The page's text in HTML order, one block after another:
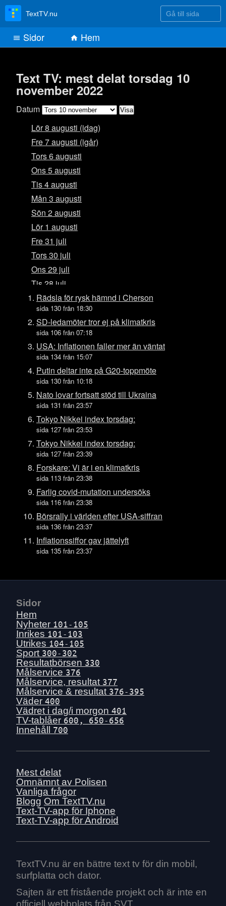
Text TV: mest delat torsdag 10
november 2022
Datum
Lör 8 augusti (idag)
Fre 7 augusti (igår)
Tors 6 augusti
Ons 5 augusti
Tis 4 augusti
Mån 3 augusti
Sön 2 augusti
Lör 1 augusti
Fre 31 juli
Tors 30 juli
Ons 29 juli
Tis 28 juli
Mån 27 juli
Sön 26 juli
Lör 25 juli
Tors 23 juli
Ons 22 juli
Tis 21 juli
Mån 20 juli
Sön 19 juli
Lör 18 juli
Fre 17 juli
Tors 16 juli
Ons 15 juli
Tis 14 juli
Mån 13 juli
Lör 11 juli
Fre 10 juli
Tors 9 juli
Tis 7 juli
Sön 5 juli
Lör 4 juli
Fre 3 juli
Tors 2 juli
Ons 1 juli
Tis 30 juni
Mån 29 juni
Sön 28 juni
Lör 27 juni
Fre 26 juni
Tors 25 juni
Tis 23 juni
Mån 22 juni
Sön 21 juni
Lör 20 juni
Ons 17 juni
Tis 16 juni
Mån 15 juni
Rädsla för rysk hämnd i Cherson
sida 130 från 18:30
SD-ledamöter tror ej på klimatkris
sida 106 från 07:18
USA: Inflationen faller mer än väntat
sida 134 från 15:07
Putin deltar inte på G20-toppmöte
sida 130 från 10:18
Nato lovar fortsatt stöd till Ukraina
sida 131 från 23:57
Tokyo Nikkei index torsdag:
sida 127 från 23:53
Tokyo Nikkei index torsdag:
sida 127 från 23:39
Forskare: Vi är i en klimatkris
sida 113 från 23:38
Farlig covid-mutation undersöks
sida 116 från 23:38
Börsrally i världen efter USA-siffran
sida 136 från 23:37
Inflationssiffor gav jättelyft
sida 135 från 23:37
TextTV.nu Gå till sida
Sidor Hem
Sidor
Hem
Nyheter 101-105
Inrikes 101-103
Utrikes 104-105
Sport 300-302
Resultatbörsen 330
Målservice 376
Målservice, resultat 377
Målservice & resultat 376-395
Väder 400
Vädret i dag/i morgon 401
TV-tablåer 600, 650-656
Innehåll 700
Mest delat
Omnämnt av Polisen
Vanliga frågor
Blogg Om TextTV.nu
Text-TV-app för Iphone
Text-TV-app för Android
TextTV.nu är en bättre text tv för din mobil,
surfplatta och dator.
Sajten är ett fristående projekt och är inte en
officiell webbplats från SVT.